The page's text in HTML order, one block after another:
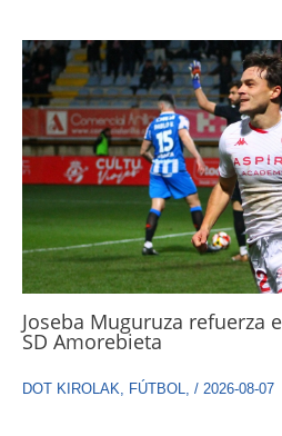
Joseba Muguruza refuerza
SD Amorebieta
DOT KIROLAK FÚTBOL / 2026-08-07